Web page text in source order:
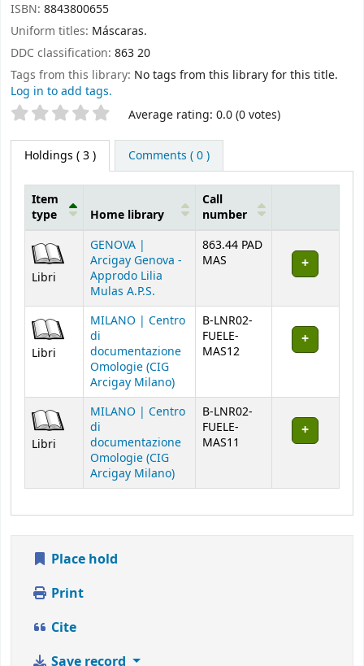
ISBN: 8843800655
Uniform titles: Máscaras.
DDC classification: 863 20
Tags from this library: No tags from this library for this title.
Log in to add tags.
Star ratings Average rating: 0.0 (0 votes)
Holdings ( 3 ) Comments ( 0 )
Holdings
Item
type
Home library
Call
number
Libri
GENOVA |
Arcigay Genova -
Approdo Lilia
Mulas A.P.S.
863.44 PAD
MAS
Libri
MILANO | Centro
di
documentazione
Omologie (CIG
Arcigay Milano)
B-LNR02-
FUELE-
MAS12
Libri
MILANO | Centro
di
documentazione
Omologie (CIG
Arcigay Milano)
B-LNR02-
FUELE-
MAS11
Place hold
Print
Cite
Save record